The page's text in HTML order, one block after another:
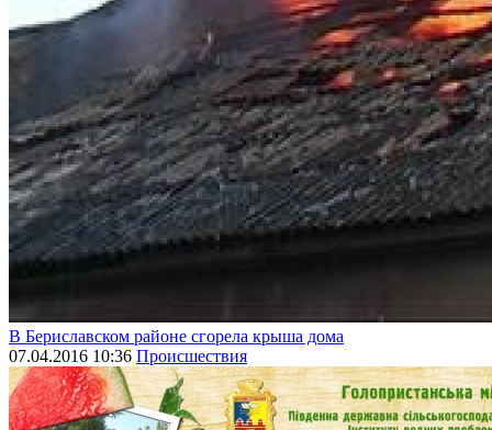
В Бериславском районе сгорела крыша дома
07.04.2016 10:36 Происшествия